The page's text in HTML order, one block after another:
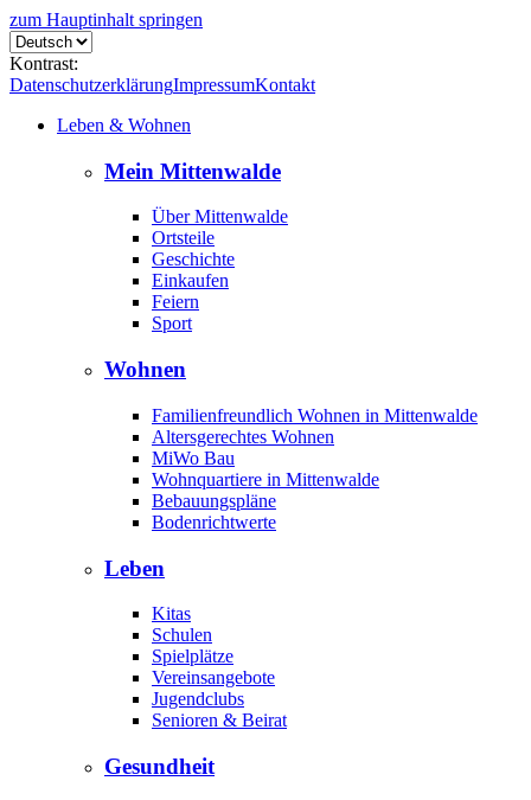
zum Hauptinhalt springen
Kontrast:
DatenschutzerklärungImpressumKontakt
Leben & Wohnen
Mein Mittenwalde
Über Mittenwalde
Ortsteile
Geschichte
Einkaufen
Feiern
Sport
Wohnen
Familienfreundlich Wohnen in Mittenwalde
Altersgerechtes Wohnen
MiWo Bau
Wohnquartiere in Mittenwalde
Bebauungspläne
Bodenrichtwerte
Leben
Kitas
Schulen
Spielplätze
Vereinsangebote
Jugendclubs
Senioren & Beirat
Gesundheit